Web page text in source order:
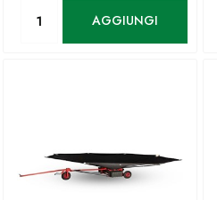
AGGIUNGI